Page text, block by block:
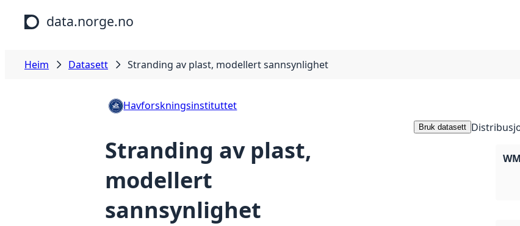
Hopp til hovudinnhald
data.norge.no
Heim Datasett Stranding av plast, modellert sannsynlighet
Havforskningsinstituttet
Stranding av plast,
modellert
sannsynlighet
Bruk datasett